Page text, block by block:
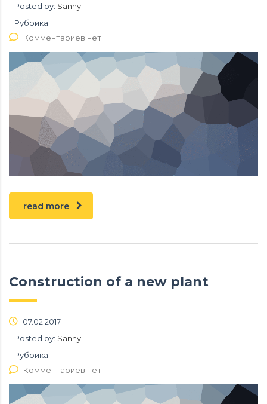
Posted by: Sanny
Рубрика:
Комментариев нет
read more
Construction of a new plant
07.02.2017
Posted by: Sanny
Рубрика:
Комментариев нет